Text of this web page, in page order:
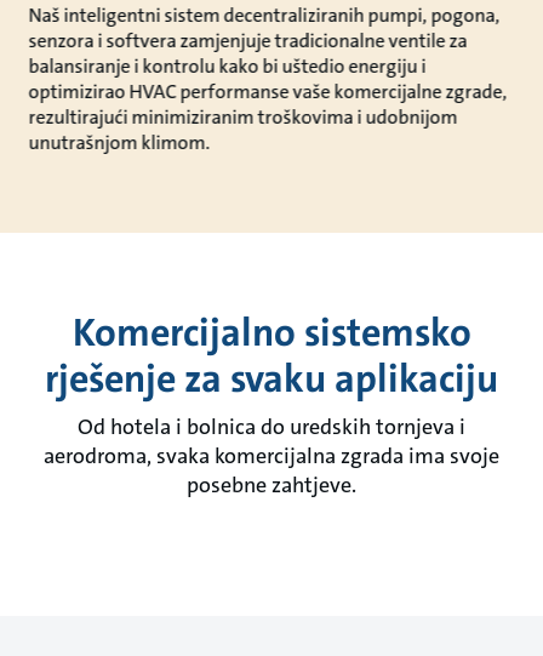
Naš inteligentni sistem decentraliziranih pumpi, pogona,
senzora i softvera zamjenjuje tradicionalne ventile za
balansiranje i kontrolu kako bi uštedio energiju i
optimizirao HVAC performanse vaše komercijalne zgrade,
rezultirajući minimiziranim troškovima i udobnijom
unutrašnjom klimom.
Komercijalno sistemsko
rješenje za svaku aplikaciju
Od hotela i bolnica do uredskih tornjeva i
aerodroma, svaka komercijalna zgrada ima svoje
posebne zahtjeve.